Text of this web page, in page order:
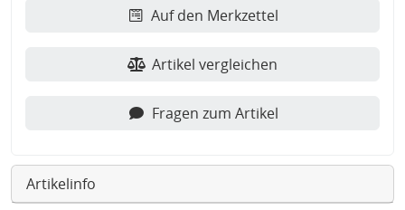
Auf den Merkzettel
Artikel vergleichen
Fragen zum Artikel
Artikelinfo